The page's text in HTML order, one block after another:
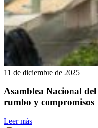
11 de diciembre de 2025
Asamblea Nacional
rumbo y compromisos
Leer más